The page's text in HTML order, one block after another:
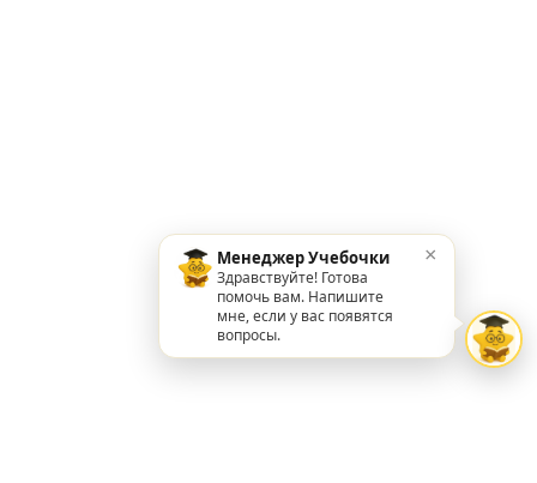
Менеджер Учебочки
Здравствуйте! Готова
помочь вам. Напишите
мне, если у вас появятся
вопросы.
×